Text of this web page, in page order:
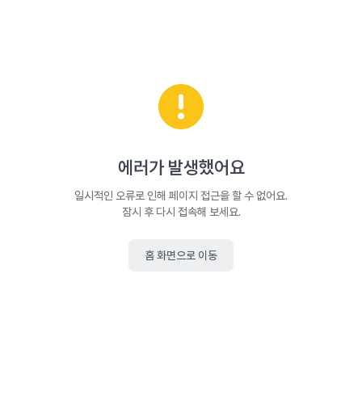
에러가 발생했어요
일시적인 오류로 인해 페이지 접근을 할 수 없어요.
잠시 후 다시 접속해 보세요.
홈 화면으로 이동